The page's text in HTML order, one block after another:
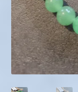
Mon compte
Panier